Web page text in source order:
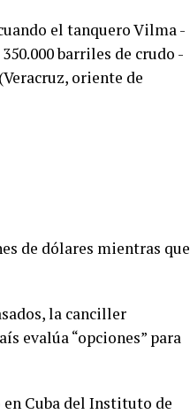
el tanquero Vilma -
barriles de crudo -
oriente de
de dólares mientras que
la canciller
evalúa “opciones” para
Cuba del Instituto de